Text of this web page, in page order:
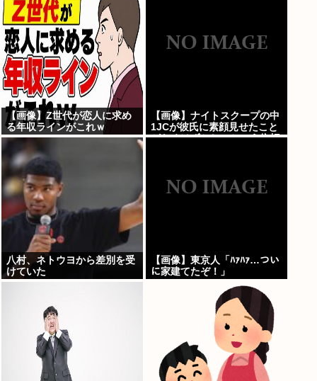
【画像】Z世代が恋人に求め
る年収ラインがこれｗ
【画像】ナイトスクープの中
1JCが彼氏に素顔見せたこと
がなくはずかしいという依頼
八村、ネトウヨから差別を受
けていた
【画像】東京人「ﾊｧﾊｧ…つい
に家建てたぞ！」